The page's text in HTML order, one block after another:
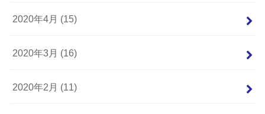
2020年4月 (15)
2020年3月 (16)
2020年2月 (11)